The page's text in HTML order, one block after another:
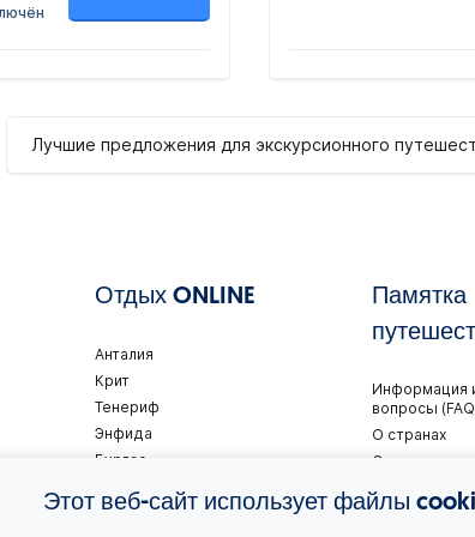
Лучшие предложения для экскурсионного
Отдых ONLINE
Анталия
Крит
Тенериф
Энфида
Бургас
Шарм-эл-Шейх
Памятка
Информация
вопросы
О странах
Советы
Визы
Правила
Этот веб-сайт использует файлы